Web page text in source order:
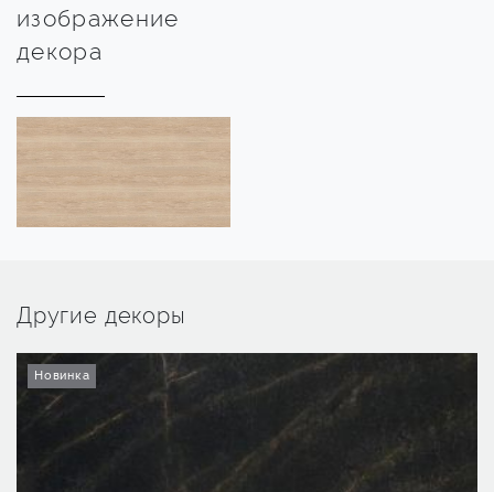
изображение
декора
Другие декоры
Новинка